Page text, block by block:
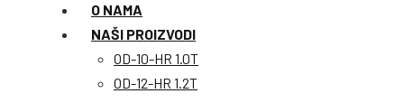
O NAMA
NAŠI PROIZVODI
OD-10-HR 1.0T
OD-12-HR 1.2T